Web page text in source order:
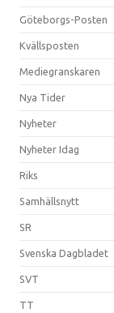
Göteborgs-Posten
Kvällsposten
Mediegranskaren
Nya Tider
Nyheter
Nyheter Idag
Riks
Samhällsnytt
SR
Svenska Dagbladet
SVT
TT